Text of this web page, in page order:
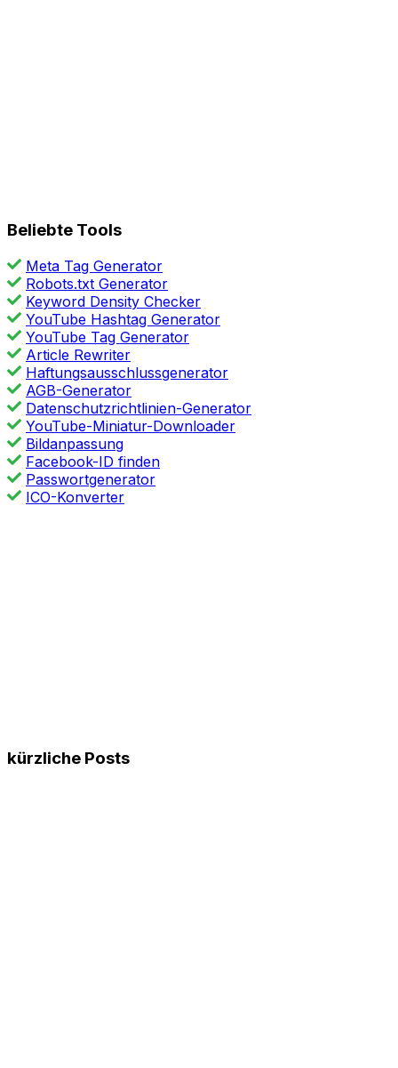
Beliebte Tools
Meta Tag Generator
Robots.txt Generator
Keyword Density Checker
YouTube Hashtag Generator
YouTube Tag Generator
Article Rewriter
Haftungsausschlussgenerator
AGB-Generator
Datenschutzrichtlinien-Generator
YouTube-Miniatur-Downloader
Bildanpassung
Facebook-ID finden
Passwortgenerator
ICO-Konverter
kürzliche Posts